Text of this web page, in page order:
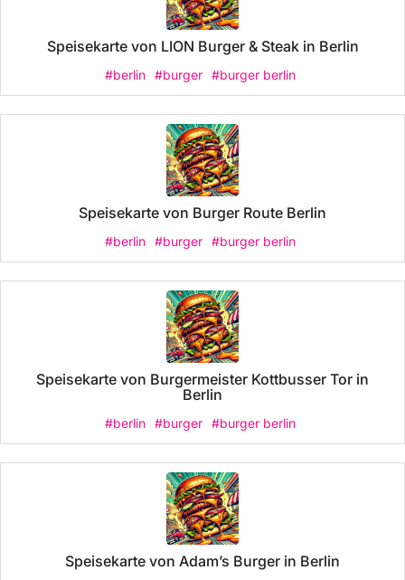
Speisekarte von LION Burger & Steak in Berlin
#berlin #burger #burger berlin
Speisekarte von Burger Route Berlin
#berlin #burger #burger berlin
Speisekarte von Burgermeister Kottbusser Tor in
Berlin
#berlin #burger #burger berlin
Speisekarte von Adam’s Burger in Berlin